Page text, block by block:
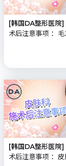
[韩国DA整形医院]
术后注意事项 ：
[韩国DA整形医院]
术后注意事项 ：